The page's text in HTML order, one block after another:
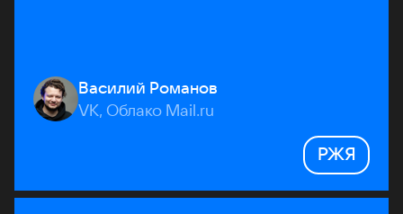
Василий Романов
VK, Облако Mail.ru
РЖЯ